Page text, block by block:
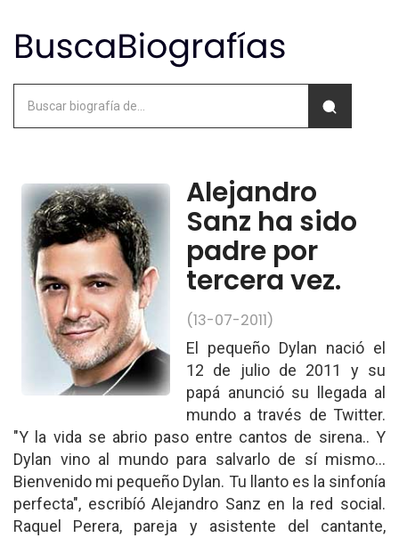
Alejandro
Sanz ha sido
padre por
tercera vez.
(13-07-2011)
El pequeño Dylan nació el
12 de julio de 2011 y su
papá anunció su llegada al
mundo a través de Twitter.
"Y la vida se abrio paso entre cantos de sirena.. Y
Dylan vino al mundo para salvarlo de sí mismo...
Bienvenido mi pequeño Dylan. Tu llanto es la sinfonía
perfecta", escribíó Alejandro Sanz en la red social.
Raquel Perera, pareja y asistente del cantante,